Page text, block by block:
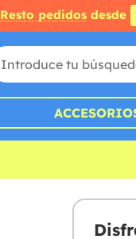
Resto pedidosdesde